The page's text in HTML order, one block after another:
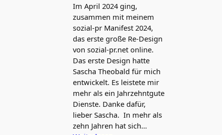
Im April 2024 ging,
zusammen mit meinem
sozial-pr Manifest 2024,
das erste große Re-Design
von sozial-pr.net online.
Das erste Design hatte
Sascha Theobald für mich
entwickelt. Es leistete mir
mehr als ein Jahrzehntgute
Dienste. Danke dafür,
lieber Sascha. In mehr als
zehn Jahren hat sich…